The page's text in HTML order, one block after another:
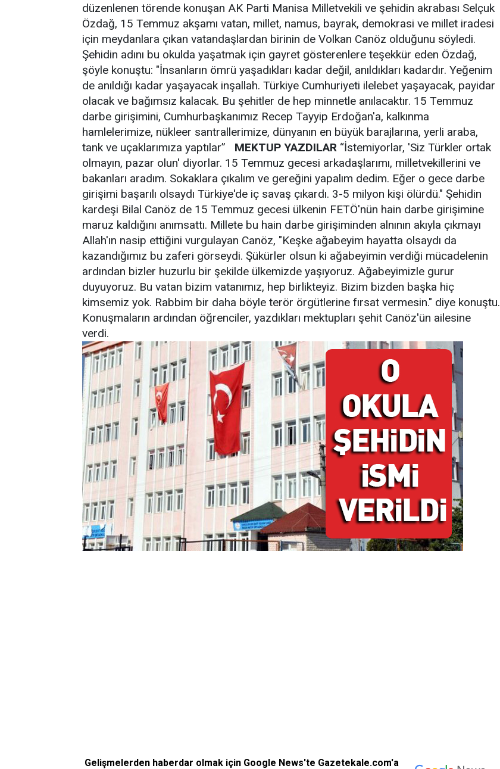
düzenlenen törende konuşan AK Parti Manisa Milletvekili ve şehidin akrabası Selçuk
Özdağ, 15 Temmuz akşamı vatan, millet, namus, bayrak, demokrasi ve millet iradesi
için meydanlara çıkan vatandaşlardan birinin de Volkan Canöz olduğunu söyledi.
Şehidin adını bu okulda yaşatmak için gayret gösterenlere teşekkür eden Özdağ,
şöyle konuştu: "İnsanların ömrü yaşadıkları kadar değil, anıldıkları kadardır. Yeğenim
de anıldığı kadar yaşayacak inşallah. Türkiye Cumhuriyeti ilelebet yaşayacak, payidar
olacak ve bağımsız kalacak. Bu şehitler de hep minnetle anılacaktır. 15 Temmuz
darbe girişimini, Cumhurbaşkanımız Recep Tayyip Erdoğan'a, kalkınma
hamlelerimize, nükleer santrallerimize, dünyanın en büyük barajlarına, yerli araba,
tank ve uçaklarımıza yaptılar” MEKTUP YAZDILAR “İstemiyorlar, 'Siz Türkler ortak
olmayın, pazar olun' diyorlar. 15 Temmuz gecesi arkadaşlarımı, milletvekillerini ve
bakanları aradım. Sokaklara çıkalım ve gereğini yapalım dedim. Eğer o gece darbe
girişimi başarılı olsaydı Türkiye'de iç savaş çıkardı. 3-5 milyon kişi ölürdü." Şehidin
kardeşi Bilal Canöz de 15 Temmuz gecesi ülkenin FETÖ'nün hain darbe girişimine
maruz kaldığını anımsattı. Millete bu hain darbe girişiminden alnının akıyla çıkmayı
Allah'ın nasip ettiğini vurgulayan Canöz, "Keşke ağabeyim hayatta olsaydı da
kazandığımız bu zaferi görseydi. Şükürler olsun ki ağabeyimin verdiği mücadelenin
ardından bizler huzurlu bir şekilde ülkemizde yaşıyoruz. Ağabeyimizle gurur
duyuyoruz. Bu vatan bizim vatanımız, hep birlikteyiz. Bizim bizden başka hiç
kimsemiz yok. Rabbim bir daha böyle terör örgütlerine fırsat vermesin." diye konuştu.
Konuşmaların ardından öğrenciler, yazdıkları mektupları şehit Canöz'ün ailesine
verdi.
Gelişmelerden haberdar olmak için Google News'te Gazetekale.com'a